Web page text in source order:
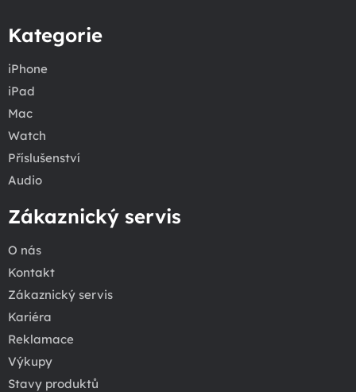
Kategorie
iPhone
iPad
Mac
Watch
Příslušenství
Audio
Zákaznický servis
O nás
Kontakt
Zákaznický servis
Kariéra
Reklamace
Výkupy
Stavy produktů